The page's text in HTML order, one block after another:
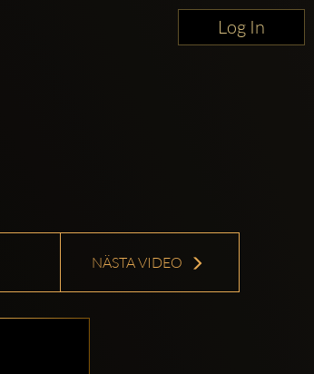
Log In
NÄSTA VIDEO